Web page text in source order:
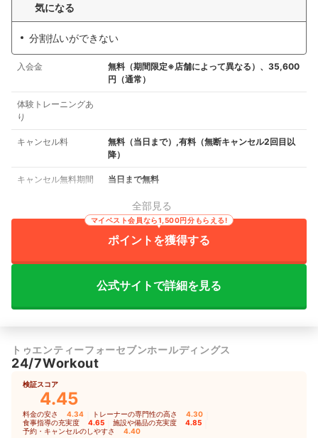
気になる
分割払いができない
入会金
無料（期間限定※店舗によって異なる）、35,600
円（通常）
体験トレーニングあ
り
キャンセル料
無料（当日まで）,有料（無断キャンセル2回目以
降）
キャンセル無料期間 当日まで無料
全部見る
ポイントを獲得する
マイベスト会員なら1,500円分もらえる!
公式サイトで詳細を見る
トゥエンティーフォーセブンホールディングス
24/7Workout
検証スコア
4.45
料金の安さ 4.34 トレーナーの専門性の高さ 4.30
食事指導の充実度 4.65 施設や備品の充実度 4.85
予約・キャンセルのしやすさ 4.40